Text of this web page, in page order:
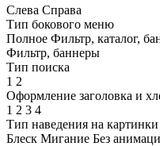
Слева Справа
Тип бокового меню
Полное Фильтр, каталог,
Фильтр, баннеры
Тип поиска
1 2
Оформление заголовка и
1 2 3 4
Тип наведения на картинки
Блеск Мигание Без